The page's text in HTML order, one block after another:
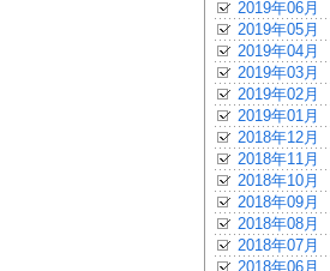
2019年06月
2019年05月
2019年04月
2019年03月
2019年02月
2019年01月
2018年12月
2018年11月
2018年10月
2018年09月
2018年08月
2018年07月
2018年06月